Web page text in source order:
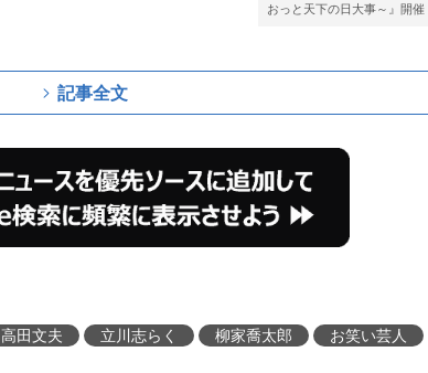
おっと天下の日大事～』開催
記事全文
高田文夫 立川志らく 柳家喬太郎 お笑い芸人